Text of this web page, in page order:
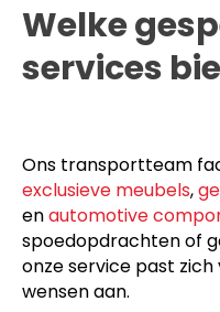
Welke
services
Ons transportteam
exclusieve meubels,
enautomotive
spoedopdrachten of
onze service past
wensen aan.